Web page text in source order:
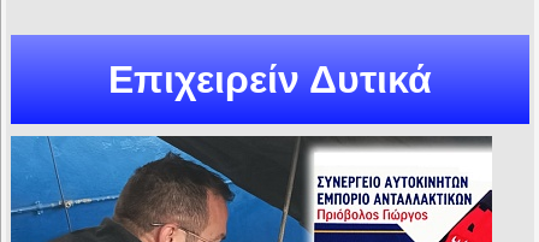
Επιχειρείν Δυτικά